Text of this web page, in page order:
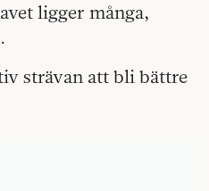
ligger många,
strävan att bli bättre